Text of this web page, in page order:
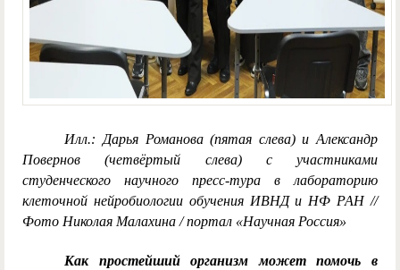
Илл.: Дарья Романова (пятая слева) и Александр
Повернов (четвёртый слева) с участниками
студенческого научного пресс-тура в лабораторию
клеточной нейробиологии обучения ИВНД и НФ РАН //
Фото Николая Малахина / портал «Научная Россия»
Как простейший организм может помочь в